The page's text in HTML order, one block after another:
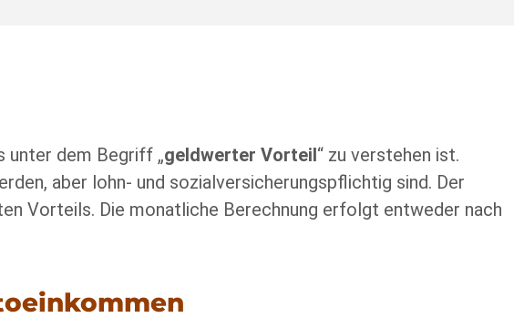
unter dem Begriff „geldwerter Vorteil“ zu verstehen ist.
aber lohn- und sozialversicherungspflichtig sind. Der
Vorteils. Die monatliche Berechnung erfolgt entweder nach